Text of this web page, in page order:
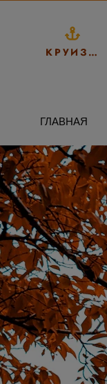
КРУИЗЫ
ГЛАВНАЯ